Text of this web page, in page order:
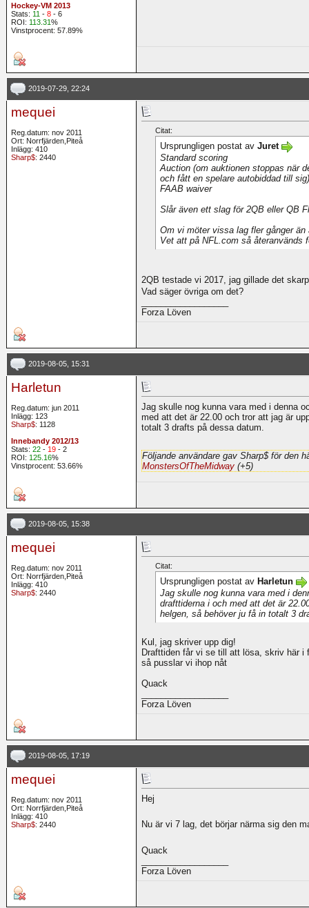
Hockey-VM 2013
Stats: 11 - 8 - 6
ROI: 113.31%
Vinstprocent: 57.89%
2019-07-29, 22:24
mequei
Reg.datum: nov 2011
Ort: Norrfjärden,Piteå
Inlägg: 410
Sharp$: 2440
Citat:
Ursprungligen postat av Juret
Standard scoring
Auction (om auktionen stoppas när
och fått en spelare autobiddad till sig)
FAAB waiver
Slår även ett slag för 2QB eller QB
Om vi möter vissa lag fler gånger
Vet att på NFL.com så återanvänds
2QB testade vi 2017, jag gillade det
Vad säger övriga om det?
Forza Löven
2019-08-05, 15:31
Harletun
Reg.datum: jun 2011
Inlägg: 123
Sharp$: 1128
Innebandy 2012/13
Stats: 22 - 19 - 2
ROI: 125.16%
Vinstprocent: 53.66%
Jag skulle nog kunna vara med i denna
med att det är 22.00 och tror att jag är
totalt 3 drafts på dessa datum.
Följande användare gav Sharp$ för den
MonstersOfTheMidway (+5)
2019-08-05, 15:38
mequei
Reg.datum: nov 2011
Ort: Norrfjärden,Piteå
Inlägg: 410
Sharp$: 2440
Citat:
Ursprungligen postat av Harletun
Jag skulle nog kunna vara med i
drafttiderna i och med att det är
helgen, så behöver ju få in totalt 3
Kul, jag skriver upp dig!
Drafttiden får vi se till att lösa, skriv här
så pusslar vi ihop nåt
Quack
Forza Löven
2019-08-05, 17:19
mequei
Reg.datum: nov 2011
Ort: Norrfjärden,Piteå
Inlägg: 410
Sharp$: 2440
Hej
Nu är vi 7 lag, det börjar närma sig den
Quack
Forza Löven